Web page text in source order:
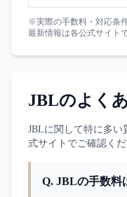
※実際の手数料・対応条
最新情報は各公式サイト
JBLのよく
JBLに関して特に多い
式サイトでご確認くだ
Q. JBLの手数料